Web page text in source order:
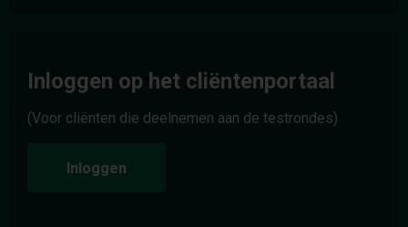
Inloggen op het cliëntenportaal
(Voor cliënten die deelnemen aan de testrondes)
Inloggen